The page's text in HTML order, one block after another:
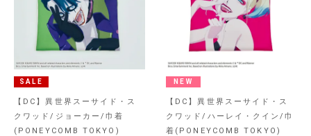
SALE
【DC】異世界スーサイド・ス
クワッド/ジョーカー/巾着
(PONEYCOMB TOKYO)
NEW
【DC】異世界スーサイド・ス
クワッド/ハーレイ・クイン/巾
着(PONEYCOMB TOKYO)